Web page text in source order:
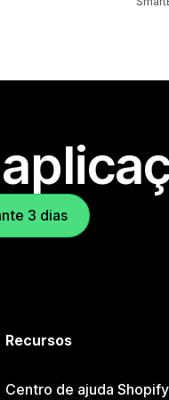
3 dias
Recursos
Centro de ajuda Shopify